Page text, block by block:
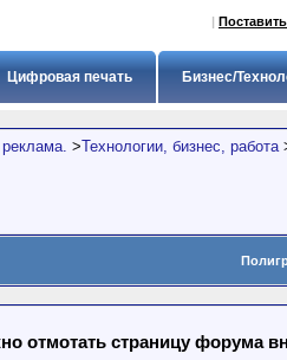
|
Бизнес/
Цифровая печать
>Технологии, бизнес, работа
страницу форума